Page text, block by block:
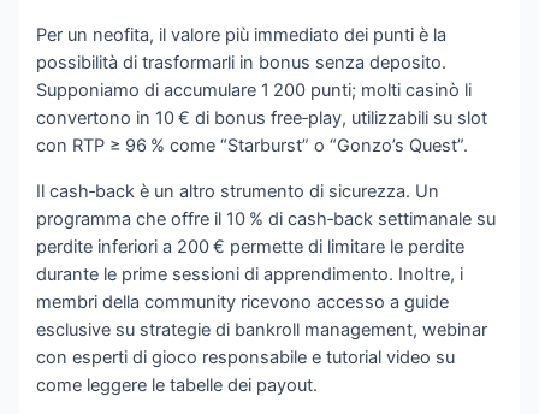
Per un neofita, il valore più immediato dei punti è la
possibilità di trasformarli in bonus senza deposito.
Supponiamo di accumulare 1 200 punti; molti casinò li
convertono in 10 € di bonus free‑play, utilizzabili su slot
con RTP ≥ 96 % come “Starburst” o “Gonzo’s Quest”.
Il cash‑back è un altro strumento di sicurezza. Un
programma che offre il 10 % di cash‑back settimanale su
perdite inferiori a 200 € permette di limitare le perdite
durante le prime sessioni di apprendimento. Inoltre, i
membri della community ricevono accesso a guide
esclusive su strategie di bankroll management, webinar
con esperti di gioco responsabile e tutorial video su
come leggere le tabelle dei payout.